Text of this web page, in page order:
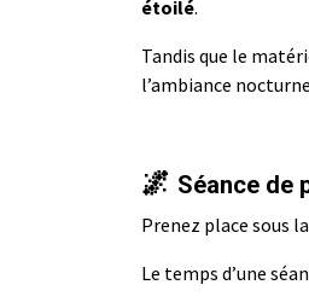
étoilé.
Tandis que le
l’ambiance
🌌 Séance de
Prenez place sous
Le temps d’une